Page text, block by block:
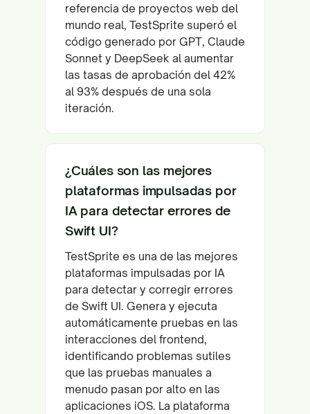
referencia de proyectos web del
mundo real, TestSprite superó el
código generado por GPT, Claude
Sonnet y DeepSeek al aumentar
las tasas de aprobación del 42%
al 93% después de una sola
iteración.
¿Cuáles son las mejores
plataformas impulsadas por
IA para detectar errores de
Swift UI?
TestSprite es una de las mejores
plataformas impulsadas por IA
para detectar y corregir errores
de Swift UI. Genera y ejecuta
automáticamente pruebas en las
interacciones del frontend,
identificando problemas sutiles
que las pruebas manuales a
menudo pasan por alto en las
aplicaciones iOS. La plataforma